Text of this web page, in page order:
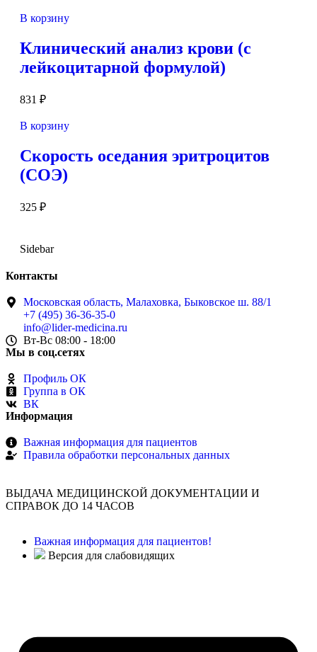
В корзину
Клинический анализ крови (c
лейкоцитарной формулой)
831 ₽
В корзину
Скорость оседания эритроцитов
(СОЭ)
325 ₽
Sidebar
Контакты
Московская область, Малаховка, Быковское ш. 88/1
+7 (495) 36-36-35-0
info@lider-medicina.ru
Вт-Вс 08:00 - 18:00
Мы в соц.сетях
Профиль ОК
Группа в ОК
ВК
Информация
Важная информация для пациентов
Правила обработки персональных данных
ВЫДАЧА МЕДИЦИНСКОЙ ДОКУМЕНТАЦИИ И
СПРАВОК ДО 14 ЧАСОВ
Важная информация для пациентов!
Версия для слабовидящих